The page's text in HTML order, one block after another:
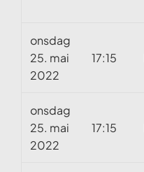
onsdag
25. mai
2022
17:15
onsdag
25. mai
2022
17:15